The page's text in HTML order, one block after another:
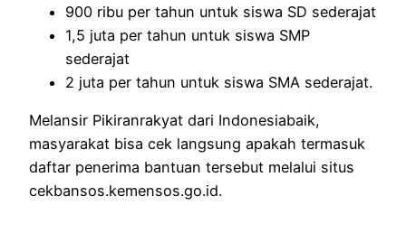
900 ribu per tahun untuk siswa SD sederajat
1,5 juta per tahun untuk siswa SMP
sederajat
2 juta per tahun untuk siswa SMA sederajat.
Melansir Pikiranrakyat dari Indonesiabaik,
masyarakat bisa cek langsung apakah termasuk
daftar penerima bantuan tersebut melalui situs
cekbansos.kemensos.go.id.